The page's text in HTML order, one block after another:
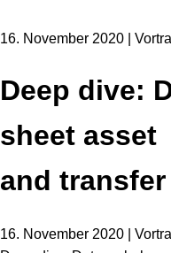
16. November 2020 |
Deep dive:
sheet asset
and
16. November 2020 |